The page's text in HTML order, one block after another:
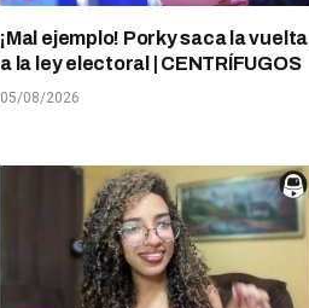
¡Mal ejemplo! Porky saca la vuelta
a la ley electoral | CENTRÍFUGOS
05/08/2026